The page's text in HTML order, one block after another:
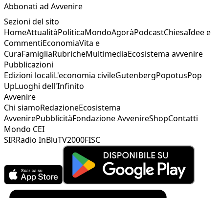
Abbonati ad Avvenire
Sezioni del sito
HomeAttualitàPoliticaMondoAgoràPodcastChiesaIdee e
CommentiEconomiaVita e
CuraFamigliaRubricheMultimediaEcosistema avvenire
Pubblicazioni
Edizioni localiL'economia civileGutenbergPopotusPop
UpLuoghi dell'Infinito
Avvenire
Chi siamoRedazioneEcosistema
AvvenirePubblicitàFondazione AvvenireShopContatti
Mondo CEI
SIRRadio InBluTV2000FISC